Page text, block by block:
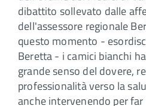
dibattito sollevato dalle
dell'assessore regionale
questo momento -
Beretta - i camici bianchi
grande senso del dovere,
professionalità verso la
anche intervenendo per